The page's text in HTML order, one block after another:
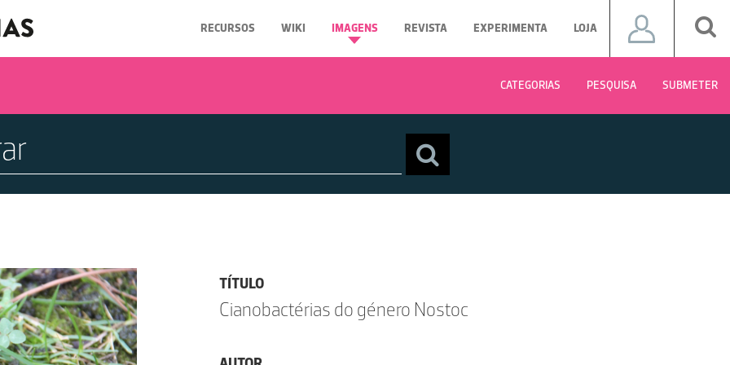
RECURSOS WIKI IMAGENS REVISTA EXPERIMENTA LOJA
CATEGORIAS PESQUISA SUBMETER
TÍTULO
Cianobactérias do género Nostoc